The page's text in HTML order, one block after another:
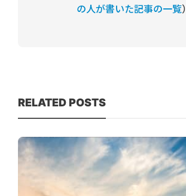
の人が書いた記事の一覧）
RELATED POSTS